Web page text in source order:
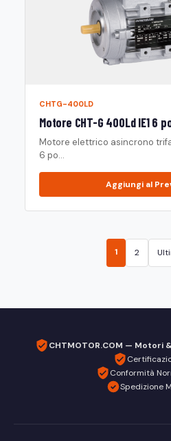
CHTG-400LD
Motore CHT-G 400Ld IE1 6
Motore elettrico asincrono
6 po...
Aggiungi al
1 2
CHTMOTOR.COM — Motori
Conformità
Spedizione